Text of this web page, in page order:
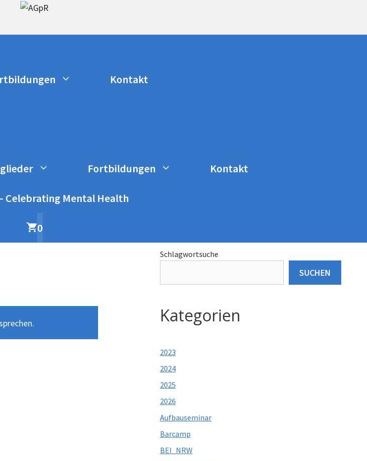
Kontakt
Fortbildungen Kontakt
Celebrating Mental Health
0
Schlagwortsuche
SUCHEN
Kategorien
2023
2024
2025
2026
Aufbauseminar
Barcamp
BEI_NRW